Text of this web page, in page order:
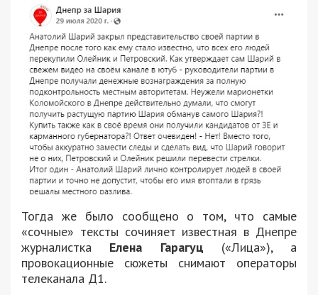
Тогда же было сообщено о том, что самые
«сочные» тексты сочиняет известная в Днепре
журналистка Елена Гарагуц («Лица»), а
провокационные сюжеты снимают операторы
телеканала Д1.